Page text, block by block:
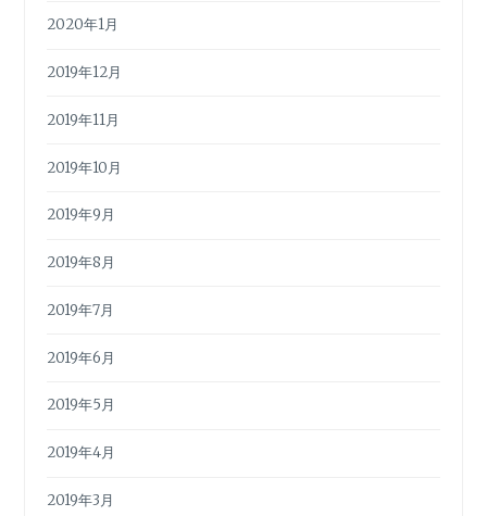
2020年1月
2019年12月
2019年11月
2019年10月
2019年9月
2019年8月
2019年7月
2019年6月
2019年5月
2019年4月
2019年3月